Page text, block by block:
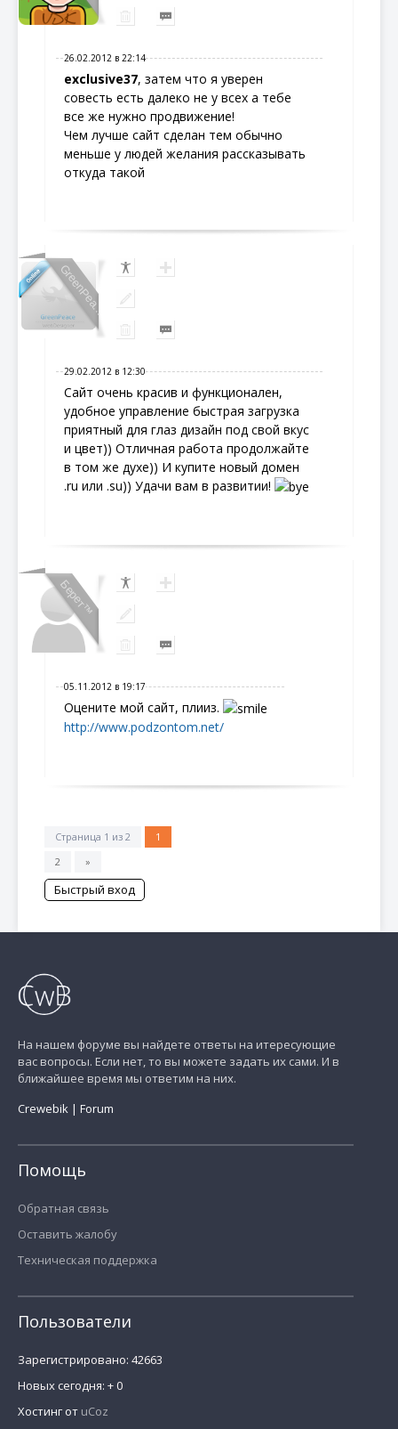
26.02.2012 в 22:14
exclusive37, затем что я уверен
совесть есть далеко не у всех а тебе
все же нужно продвижение!
Чем лучше сайт сделан тем обычно
меньше у людей желания рассказывать
откуда такой
GreenPea...
29.02.2012 в 12:30
Сайт очень красив и функционален,
удобное управление быстрая загрузка
приятный для глаз дизайн под свой вкус
и цвет)) Отличная работа продолжайте
в том же духе)) И купите новый домен
.ru или .su)) Удачи вам в развитии!
Берет™
05.11.2012 в 19:17
Оцените мой сайт, плииз.
http://www.podzontom.net/
Страница 1 из 2
1
2
»
На нашем форуме вы найдете ответы на итересующие
вас вопросы. Если нет, то вы можете задать их сами. И в
ближайшее время мы ответим на них.
Crewebik | Forum
Помощь
Обратная связь
Оставить жалобу
Техническая поддержка
Пользователи
Зарегистрировано: 42663
Новых сегодня: + 0
Хостинг от uCoz